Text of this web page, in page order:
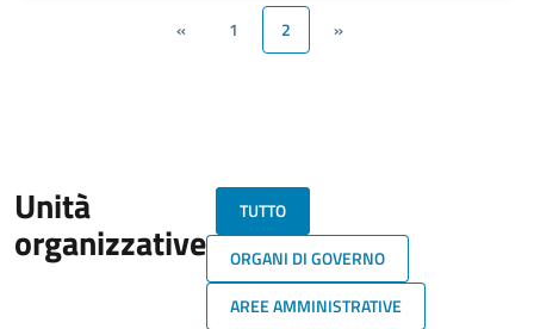
« 1 2 »
Unità
organizzative
TUTTO
ORGANI DI GOVERNO
AREE AMMINISTRATIVE